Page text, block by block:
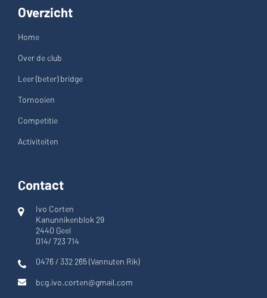
Overzicht
Home
Over de club
Leer (beter) bridge
Tornooien
Competitie
Activiteiten
Contact
Ivo Corten
Kanunnikenblok 29
2440 Geel
014/ 723 714
0476 / 332 265 (Vannuten Rik)
bcg.ivo.corten@gmail.com